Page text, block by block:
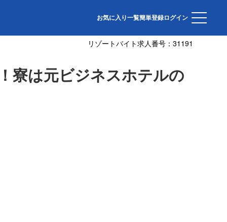
お気に入り一覧簡単登録ログイン
リゾートバイト求人番号： 31191
寮は元ビジネスホテルの